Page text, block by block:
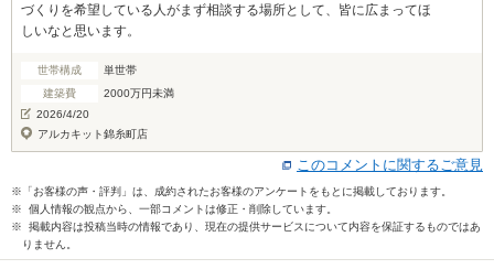
づくりを希望している人がまず相談する場所として、皆に広まってほ
しいなと思います。
世帯構成
単世帯
建築費
2000万円未満
2026/4/20
アルカキット錦糸町店
このコメントに関するご意見
※「お客様の声・評判」は、成約されたお客様のアンケートをもとに掲載しております。
※ 個人情報の観点から、一部コメントは修正・削除しています。
※ 掲載内容は投稿当時の情報であり、現在の提供サービスについて内容を保証するものではあ
りません。